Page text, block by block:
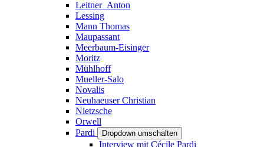
Leitner_Anton
Lessing
Mann Thomas
Maupassant
Meerbaum-Eisinger
Moritz
Mühlhoff
Mueller-Salo
Novalis
Neuhaeuser Christian
Nietzsche
Orwell
Pardi
Dropdown umschalten
Interview mit Cécile Pardi